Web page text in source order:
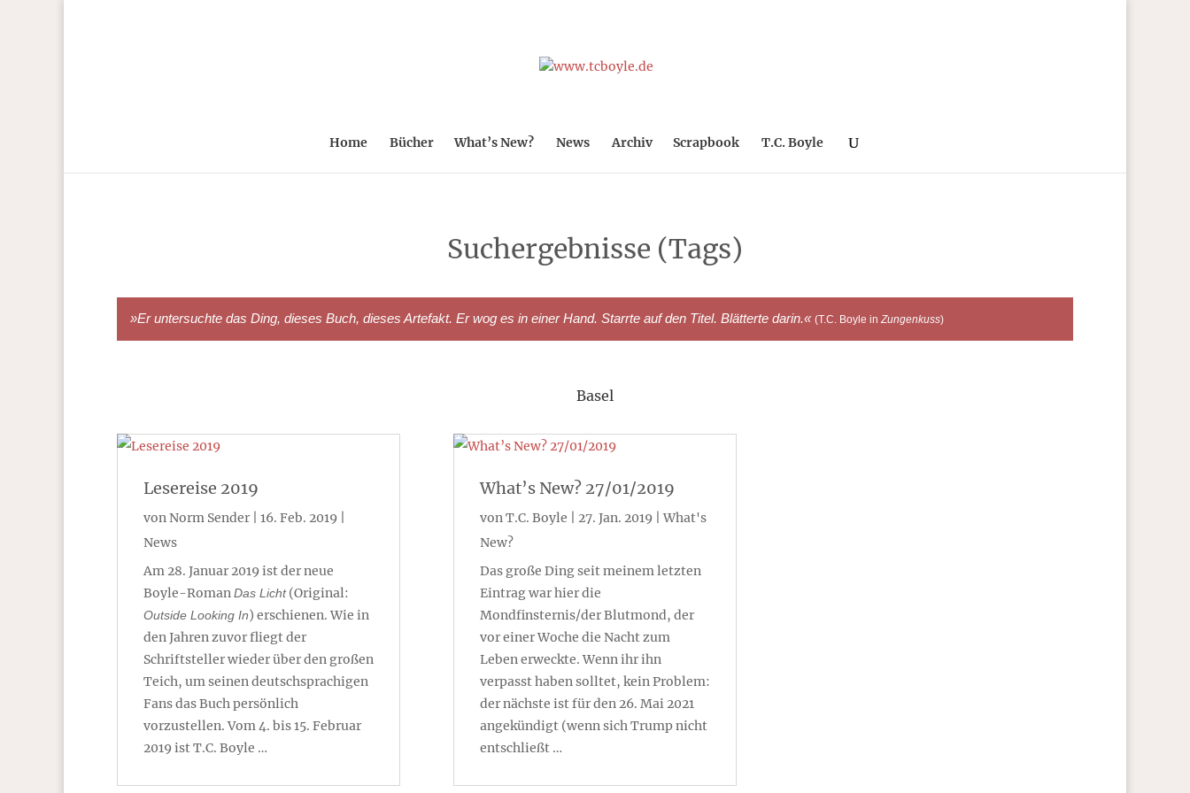
Home Bücher What’s New? News Archiv Scrapbook T.C. Boyle
Suchergebnisse (Tags)
»Er untersuchte das Ding, dieses Buch, dieses Artefakt. Er wog es in einer Hand. Starrte auf den Titel. Blätterte darin.« (T.C. Boyle in Zungenkuss)
Basel
Lesereise 2019
vonNorm Sender 16. Feb. 2019
News
Am 28. Januar 2019 ist der neue
Boyle-RomanDas Licht(Original:
Outside Looking In) erschienen. Wie in
den Jahren zuvor fliegt der
Schriftsteller wieder über den großen
Teich, um seinen deutschsprachigen
Fans das Buch persönlich
vorzustellen. Vom 4. bis 15. Februar
2019 ist T.C. Boyle …
What’s New? 27/01/2019
vonT.C. Boyle 27. Jan. 2019|What's
New?
Das große Ding seit meinem letzten
Eintrag war hier die
Mondfinsternis/der Blutmond, der
vor einer Woche die Nacht zum
Leben erweckte. Wenn ihr ihn
verpasst haben solltet, kein Problem:
der nächste ist für den 26. Mai 2021
angekündigt (wenn sich Trump nicht
entschließt …